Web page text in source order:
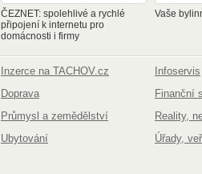
ČEZNET: spolehlivé a rychlé
připojení k internetu pro
domácnosti i firmy
Vaše
Inzerce na TACHOV.cz
Infoservis
Doprava
Finanční
Průmysl a zemědělství
Reality,
Ubytování
Úřady,